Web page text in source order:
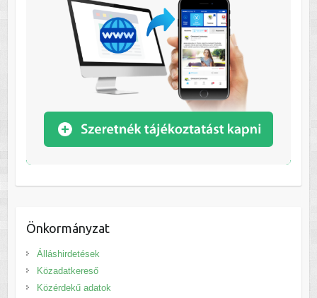
Önkormányzat
Álláshirdetések
Közadatkereső
Közérdekű adatok